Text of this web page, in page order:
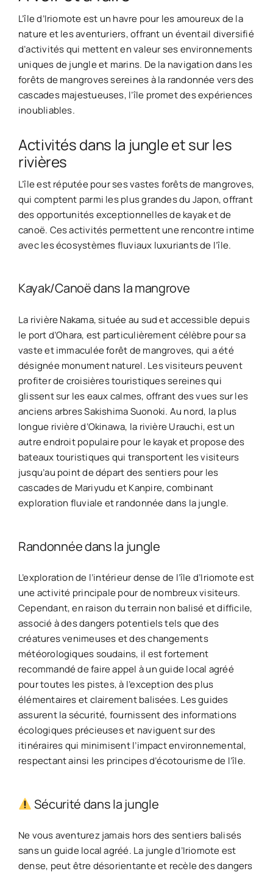
L’île d’Iriomote est un havre pour les amoureux de la
nature et les aventuriers, offrant un éventail diversifié
d’activités qui mettent en valeur ses environnements
uniques de jungle et marins. De la navigation dans les
forêts de mangroves sereines à la randonnée vers des
cascades majestueuses, l’île promet des expériences
inoubliables.
Activités dans la jungle et sur les
rivières
L’île est réputée pour ses vastes forêts de mangroves,
qui comptent parmi les plus grandes du Japon, offrant
des opportunités exceptionnelles de kayak et de
canoë. Ces activités permettent une rencontre intime
avec les écosystèmes fluviaux luxuriants de l’île.
Kayak/Canoë dans la mangrove
La rivière Nakama, située au sud et accessible depuis
le port d’Ohara, est particulièrement célèbre pour sa
vaste et immaculée forêt de mangroves, qui a été
désignée monument naturel. Les visiteurs peuvent
profiter de croisières touristiques sereines qui
glissent sur les eaux calmes, offrant des vues sur les
anciens arbres Sakishima Suonoki. Au nord, la plus
longue rivière d’Okinawa, la rivière Urauchi, est un
autre endroit populaire pour le kayak et propose des
bateaux touristiques qui transportent les visiteurs
jusqu’au point de départ des sentiers pour les
cascades de Mariyudu et Kanpire, combinant
exploration fluviale et randonnée dans la jungle.
Randonnée dans la jungle
L’exploration de l’intérieur dense de l’île d’Iriomote est
une activité principale pour de nombreux visiteurs.
Cependant, en raison du terrain non balisé et difficile,
associé à des dangers potentiels tels que des
créatures venimeuses et des changements
météorologiques soudains, il est fortement
recommandé de faire appel à un guide local agréé
pour toutes les pistes, à l’exception des plus
élémentaires et clairement balisées. Les guides
assurent la sécurité, fournissent des informations
écologiques précieuses et naviguent sur des
itinéraires qui minimisent l’impact environnemental,
respectant ainsi les principes d’écotourisme de l’île.
Sécurité dans la jungle
Ne vous aventurez jamais hors des sentiers balisés
sans un guide local agréé. La jungle d’Iriomote est
dense, peut être désorientante et recèle des dangers